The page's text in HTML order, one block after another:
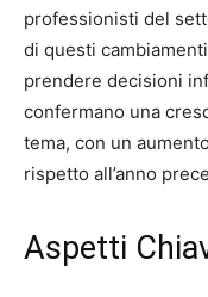
professionisti del
di questi
prendere decisioni
confermano una
tema, con un
rispetto all’anno
Aspetti